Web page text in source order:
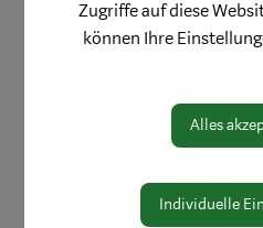
Genießen
Beraten & Informieren
Märkte besuchen
Direktvermarkter
Zugriffe auf diese
können Ihre
Alles
Individuelle